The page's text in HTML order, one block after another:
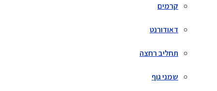
קרמים
דאודורנט
תחליב רחצה
שמני גוף